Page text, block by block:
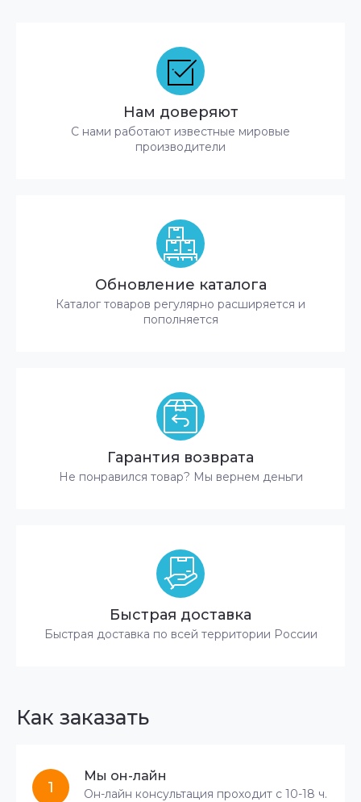
Нам доверяют
С нами работают известные мировые
производители
Обновление каталога
Каталог товаров регулярно расширяется и
пополняется
Гарантия возврата
Не понравился товар? Мы вернем деньги
Быстрая доставка
Быстрая доставка по всей территории России
Как заказать
1
Мы он-лайн
Он-лайн консультация проходит с 10-18 ч.